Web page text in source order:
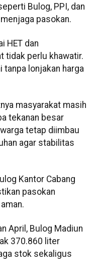
Bulog, PPI, dan
pasokan.
HET dan
tidak perlu khawatir.
lonjakan harga
masyarakat masih
tekanan besar
tetap diimbau
agar stabilitas
Kantor Cabang
pasokan
April, Bulog Madiun
370.860 liter
stok sekaligus